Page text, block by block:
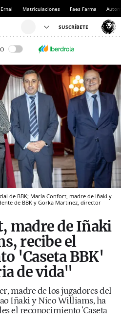
Ernai Matriculaciones Faes Farma
de BBK; María Confort, madre de Iñaki y
de BBK y Gorka Martinez, director
madre de Iñaki
recibe el
'Caseta BBK'
de vida"
madre de los jugadores del
Iñaki y Nico Williams, ha
el reconocimiento 'Caseta